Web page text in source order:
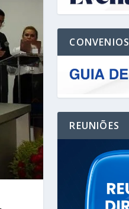
CONVENIOS
REUNIÕES